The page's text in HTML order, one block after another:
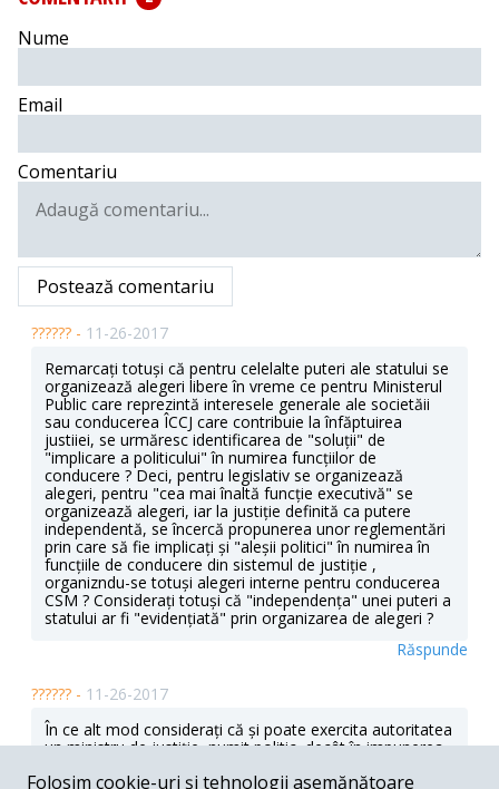
Nume
Email
Comentariu
Postează comentariu
?????? - 11-26-2017
Remarcați totuși că pentru celelalte puteri ale statului se
organizează alegeri libere în vreme ce pentru Ministerul
Public care reprezintă interesele generale ale societăii
sau conducerea ÎCCJ care contribuie la înfăptuirea
justiiei, se urmăresc identificarea de "soluții" de
"implicare a politicului" în numirea funcțiilor de
conducere ? Deci, pentru legislativ se organizează
alegeri, pentru "cea mai înaltă funcție executivă" se
organizează alegeri, iar la justiție definită ca putere
independentă, se încercă propunerea unor reglementări
prin care să fie implicați și "aleșii politici" în numirea în
funcțiile de conducere din sistemul de justiție ,
organizndu-se totuși alegeri interne pentru conducerea
CSM ? Considerați totuși că "independența" unei puteri a
statului ar fi "evidențiată" prin organizarea de alegeri ?
Răspunde
?????? - 11-26-2017
În ce alt mod considerați că și poate exercita autoritatea
un ministru de justiție, numit politic, decât în impunerea
procurorii , "sistemului de justiție" ? Probabil
Folosim cookie-uri și tehnologii asemănătoare